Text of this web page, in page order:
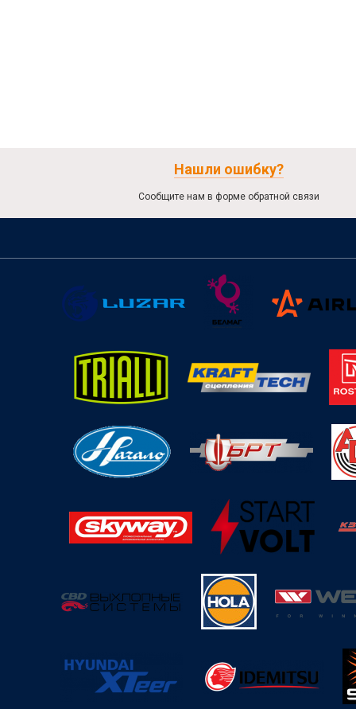
Нашли ошибку?
Сообщите нам в форме обратной связи